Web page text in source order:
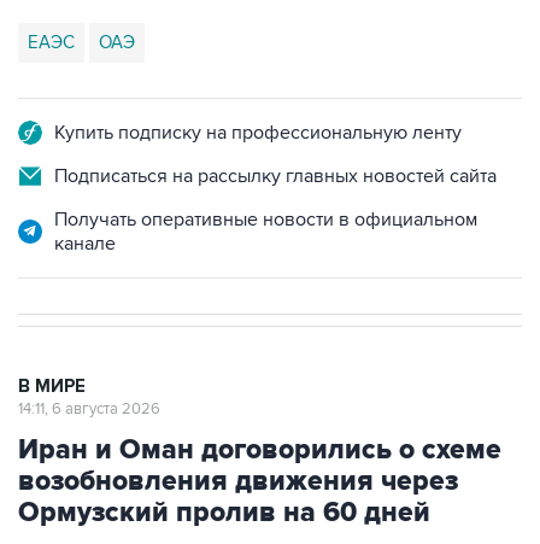
ЕАЭС ОАЭ
Купить подписку на профессиональную ленту
Подписаться на рассылку главных новостей сайта
Получать оперативные новости в официальном
канале
В МИРЕ
14:11, 6 августа 2026
Иран и Оман договорились о схеме
возобновления движения через
Ормузский пролив на 60 дней